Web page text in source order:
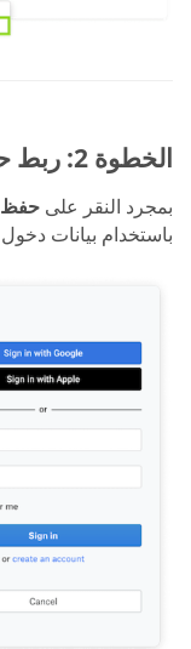
الخطوة 2: ربط حساب Dropbox
بمجرد النقر على حفظ
باستخدام بيانات دخول Dropbox مباشرة من موقعنا.